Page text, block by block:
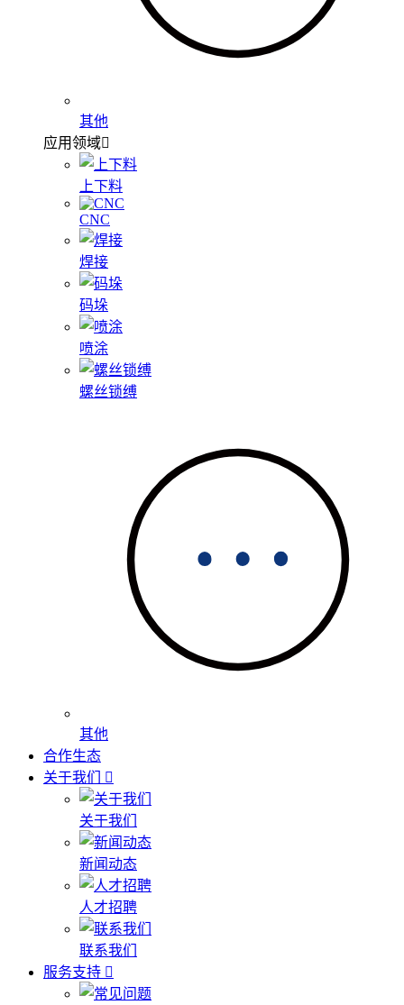
其他
应用领域
上下料
CNC
焊接
码垛
喷涂
螺丝锁缚
其他
合作生态
关于我们
关于我们
新闻动态
人才招聘
联系我们
服务支持